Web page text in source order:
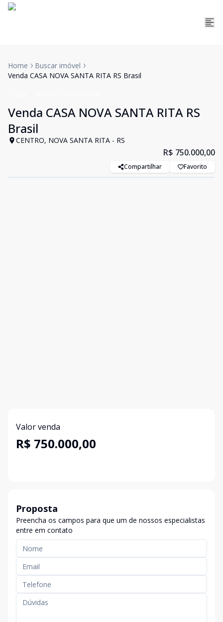
Home
Buscar imóvel
Venda CASA NOVA SANTA RITA RS Brasil
Venda CASA NOVA SANTA RITA RS
Brasil
CENTRO, NOVA SANTA RITA - RS
R$ 750.000,00
Compartilhar Favorito
Valor venda
R$ 750.000,00
Proposta
Preencha os campos para que um de nossos especialistas
entre em contato